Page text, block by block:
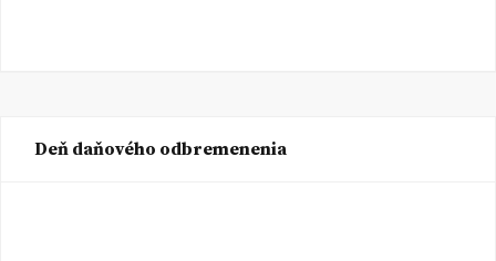
Deň daňového odbremenenia